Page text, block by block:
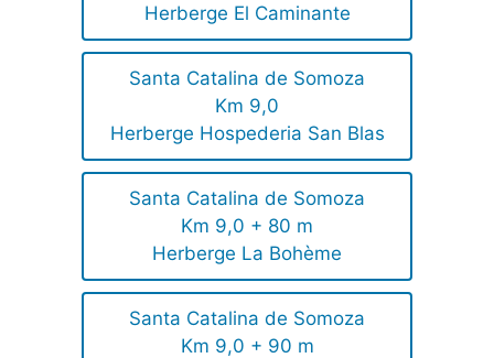
Herberge El Caminante
Santa Catalina de Somoza
Km 9,0
Herberge Hospederia San Blas
Santa Catalina de Somoza
Km 9,0 + 80 m
Herberge La Bohème
Santa Catalina de Somoza
Km 9,0 + 90 m